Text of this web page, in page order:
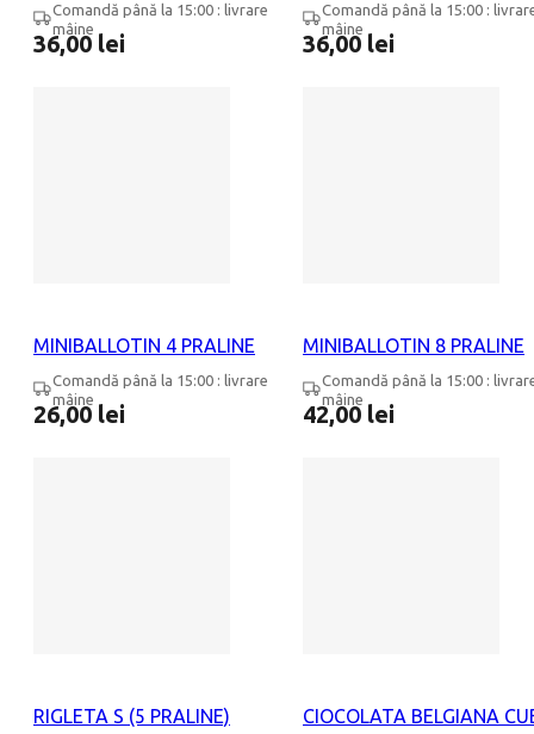
Comandă până la 15:00 : livrare
mâine
36,00 lei
Comandă până la 15:00 :
mâine
36,00 lei
MINIBALLOTIN 4 PRALINE
Comandă până la 15:00 : livrare
mâine
26,00 lei
MINIBALLOTIN 8 PRALINE
Comandă până la 15:00 :
mâine
42,00 lei
RIGLETA S (5 PRALINE)
CIOCOLATA BELGIANA